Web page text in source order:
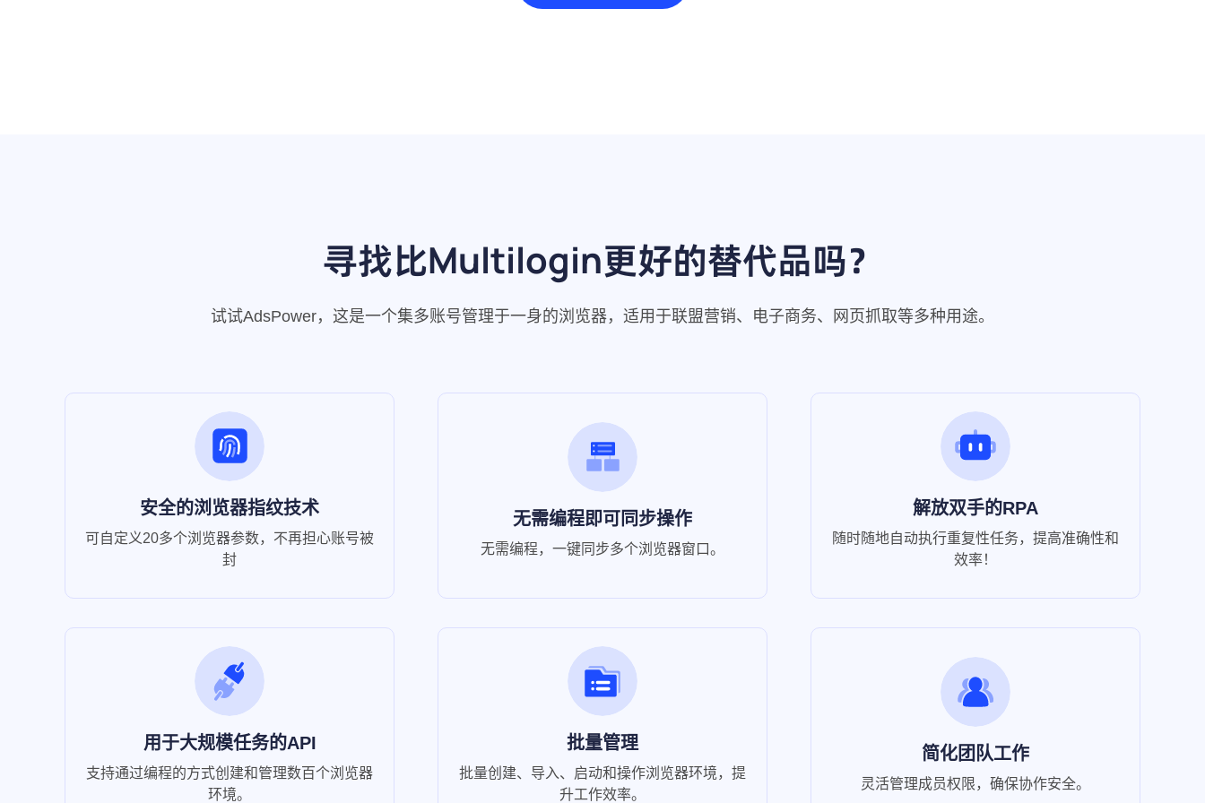
寻找比Multilogin更好的替代品吗？
试试AdsPower，这是一个集多账号管理于一身的浏览器，适用于联盟营销、电子商务、网页抓取等多种用途。
安全的浏览器指纹技术
可自定义20多个浏览器参数，不再担心账号被
封
无需编程即可同步操作
无需编程，一键同步多个浏览器窗口。
解放双手的RPA
随时随地自动执行重复性任务，提高准确性和
效率！
用于大规模任务的API
支持通过编程的方式创建和管理数百个浏览器
环境。
批量管理
批量创建、导入、启动和操作浏览器环境，提
升工作效率。
简化团队工作
灵活管理成员权限，确保协作安全。